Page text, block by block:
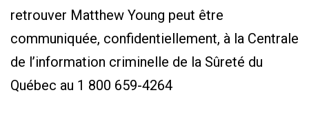
retrouver Matthew Young peut être
communiquée, confidentiellement, à la Centrale
de l’information criminelle de la Sûreté du
Québec au 1 800 659-4264